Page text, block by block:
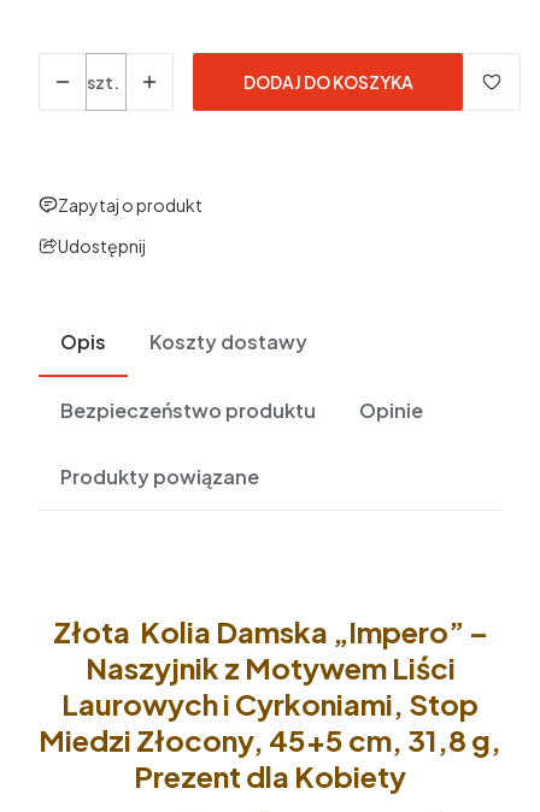
szt.
DODAJ DO KOSZYKA
Zapytaj o produkt
Udostępnij
Opis Koszty dostawy
Bezpieczeństwo produktu Opinie
Produkty powiązane
Złota Kolia Damska „Impero” –
Naszyjnik z Motywem Liści
Laurowych i Cyrkoniami, Stop
Miedzi Złocony, 45+5 cm, 31,8 g,
Prezent dla Kobiety